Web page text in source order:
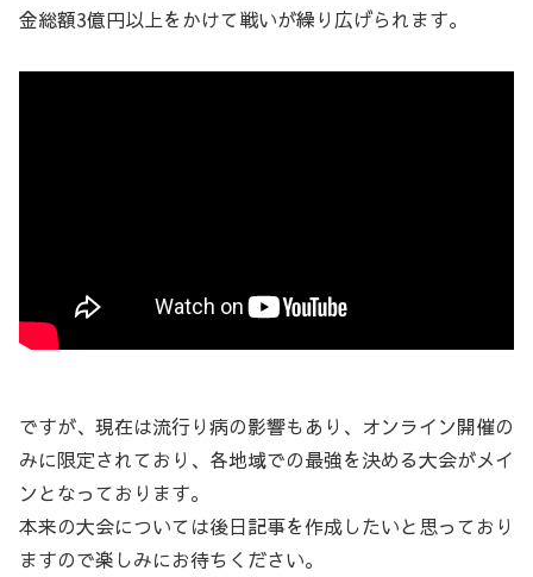
金総額3億円以上をかけて戦いが繰り広げられます。
ですが、現在は流行り病の影響もあり、オンライン開催の
みに限定されており、各地域での最強を決める大会がメイ
ンとなっております。
本来の大会については後日記事を作成したいと思っており
ますので楽しみにお待ちください。